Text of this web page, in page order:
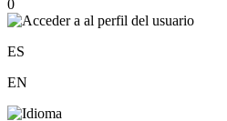
0
ES
EN